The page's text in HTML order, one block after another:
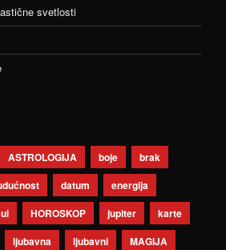
svetlosti
ASTROLOGIJA boje
brak
datum
energija
HOROSKOP jupiter
karte
ljubavna ljubavni MAGIJA